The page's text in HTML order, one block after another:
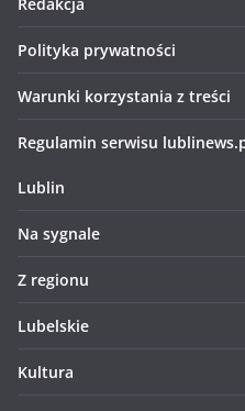
Polityka prywatności
Warunki korzystania z treści
Regulamin serwisu
Lublin
Na sygnale
Z regionu
Lubelskie
Kultura